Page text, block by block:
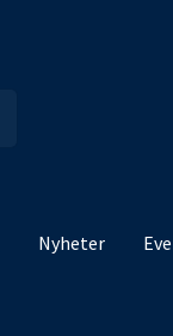
Nyheter